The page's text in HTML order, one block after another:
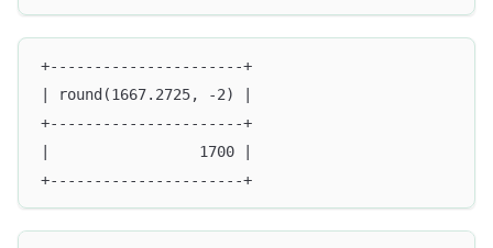
+----------------------+
| round(1667.2725, -2) |
+----------------------+
|                 1700 |
+----------------------+